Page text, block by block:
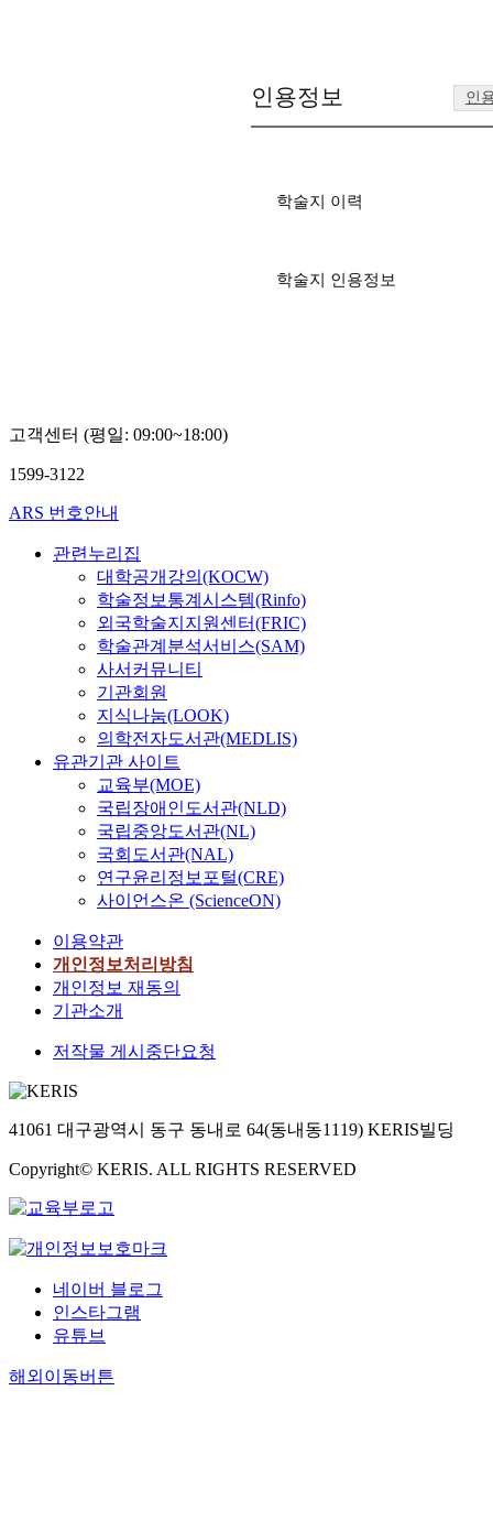
인용정보 인
학술지 이력
학술지 인용정보
고객센터 (평일: 09:00~18:00)
1599-3122
ARS 번호안내
관련누리집
대학공개강의(KOCW)
학술정보통계시스템(Rinfo)
외국학술지지원센터(FRIC)
학술관계분석서비스(SAM)
사서커뮤니티
기관회원
지식나눔(LOOK)
의학전자도서관(MEDLIS)
유관기관 사이트
교육부(MOE)
국립장애인도서관(NLD)
국립중앙도서관(NL)
국회도서관(NAL)
연구윤리정보포털(CRE)
사이언스온 (ScienceON)
이용약관
개인정보처리방침
개인정보 재동의
기관소개
저작물 게시중단요청
41061 대구광역시 동구 동내로 64(동내동1119) KERIS빌딩
Copyright© KERIS. ALL RIGHTS RESERVED
네이버 블로그
인스타그램
유튜브
해외이동버튼